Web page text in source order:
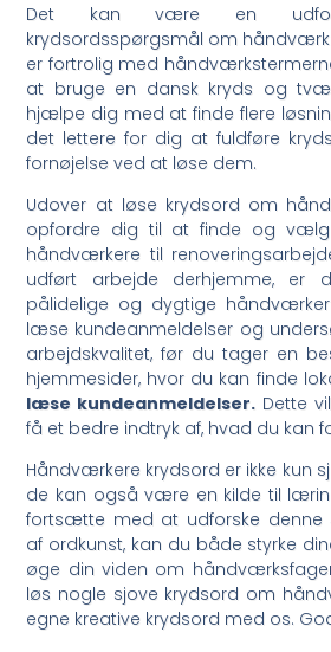
Det kan være en
krydsordsspørgsmål om
er fortrolig med
at bruge en dansk kryds og
hjælpe dig med at finde flere
det lettere for dig at fuldføre
fornøjelse ved at løse dem.
Udover at løse krydsord om
opfordre dig til at finde og
håndværkere til
udført arbejde derhjemme, er
pålidelige og dygtige
læse kundeanmeldelser og
arbejdskvalitet, før du tager en
hjemmesider, hvor du kan finde
læse kundeanmeldelser. Dette
få et bedre indtryk af, hvad du kan
Håndværkere krydsord er ikke kun
de kan også være en kilde til
fortsætte med at udforske denne
af ordkunst, kan du både styrke
øge din viden om
løs nogle sjove krydsord om
egne kreative krydsord med os.